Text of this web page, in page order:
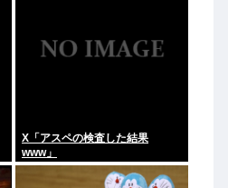
X「アスペの検査した結果
www」